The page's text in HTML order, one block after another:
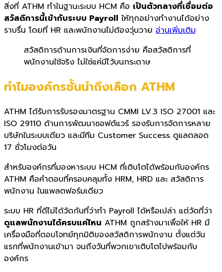
สิ่งที่ ATHM ทำในฐานะระบบ HCM คือ เป็นตัวกลางที่เชื่อมต่อ
สวัสดิการนี้เข้ากับระบบ Payroll ให้ทุกอย่างทำงานได้อย่าง
ราบรื่น โดยที่ HR และพนักงานไม่ต้องวุ่นวาย อ่านเพิ่มเติม
สวัสดิการด้านการเงินที่จัดการง่าย คือสวัสดิการที่
พนักงานใช้จริง ไม่ใช่แค่มีไว้บนกระดาษ
ทำไมองค์กรชั้นนำถึงเลือก ATHM
ATHM ได้รับการรับรองมาตรฐาน CMMI LV.3 ISO 27001 และ
ISO 29110 ด้านการพัฒนาซอฟต์แวร์ รองรับการจัดการหลาย
บริษัทในระบบเดียว และมีทีม Customer Success ดูแลตลอด
17 ชั่วโมงต่อวัน
สำหรับองค์กรที่มองหาระบบ HCM ที่เติบโตได้พร้อมกับองค์กร
ATHM คือคำตอบที่ครอบคลุมทั้ง HRM, HRD และ สวัสดิการ
พนักงาน ในแพลตฟอร์มเดียว
ระบบ HR ที่ดีไม่ได้วัดกันที่ว่าทำ Payroll ได้หรือเปล่า แต่วัดที่ว่า
ดูแลพนักงานได้ครบแค่ไหน ATHM ถูกสร้างมาเพื่อให้ HR มี
เครื่องมือที่ตอบโจทย์ทุกมิติของสวัสดิการพนักงาน ตั้งแต่วัน
แรกที่พนักงานเข้ามา จนถึงวันที่พวกเขาเติบโตไปพร้อมกับ
องค์กร